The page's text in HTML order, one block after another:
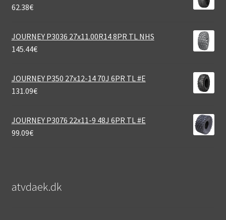
62.38€
JOURNEY P3036 27x11.00R14 8PR TL NHS
145.44€
JOURNEY P350 27x12-14 70J 6PR TL #E
131.09€
JOURNEY P3076 22x11-9 48J 6PR TL #E
99.09€
atvdaek.dk